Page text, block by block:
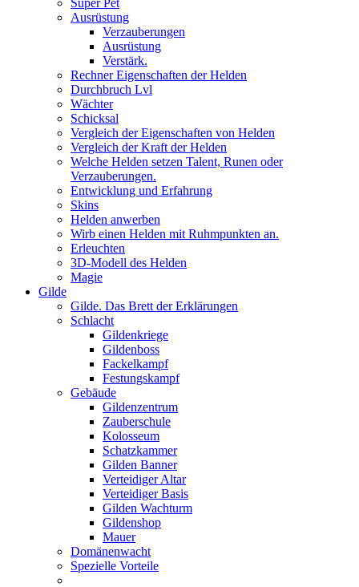
Super Pet
Ausrüstung
Verzauberungen
Ausrüstung
Verstärk.
Rechner Eigenschaften der Helden
Durchbruch Lvl
Wächter
Schicksal
Vergleich der Eigenschaften von Helden
Vergleich der Kraft der Helden
Welche Helden setzen Talent, Runen oder
Verzauberungen.
Entwicklung und Erfahrung
Skins
Helden anwerben
Wirb einen Helden mit Ruhmpunkten an.
Erleuchten
3D-Modell des Helden
Magie
Gilde
Gilde. Das Brett der Erklärungen
Schlacht
Gildenkriege
Gildenboss
Fackelkampf
Festungskampf
Gebäude
Gildenzentrum
Zauberschule
Kolosseum
Schatzkammer
Gilden Banner
Verteidiger Altar
Verteidiger Basis
Gilden Wachturm
Gildenshop
Mauer
Domänenwacht
Spezielle Vorteile